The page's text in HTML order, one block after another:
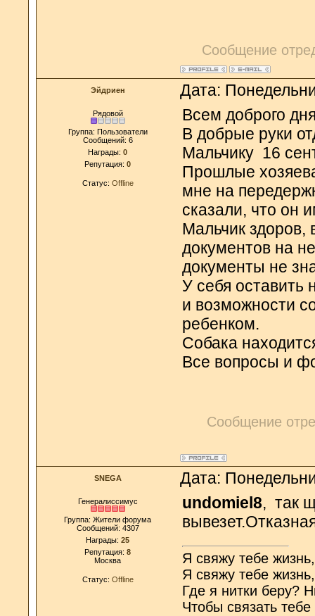
Сообщение
Эйдриен Дата:
Рядовой
Группа: Пользователи
Сообщений: 6
Награды: 0
Репутация: 0
Статус: Offline
Всем доброго
В добрые руки
Мальчику 16
Прошлые
мне на
сказали, что он
Мальчик здоров,
документов на
документы не
У себя оставить
и возможности
ребенком.
Собака
Все вопросы и
Сообщение
SNEGA Дата:
Генералиссимус
Группа: Жители форума
Сообщений: 4307
Награды: 25
Репутация: 8
Москва
Статус: Offline
undomiel8, так
Я свяжу тебе
Я свяжу тебе
Где я нитки беру?
Чтобы связать